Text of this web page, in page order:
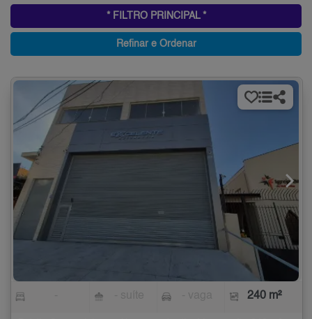
* FILTRO PRINCIPAL *
Refinar e Ordenar
240 m²